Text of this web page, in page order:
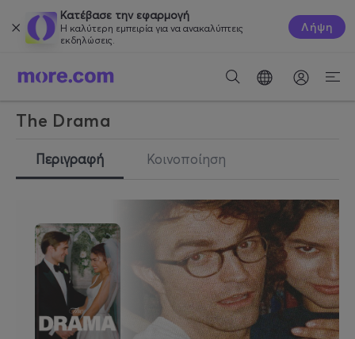
Κατέβασε την εφαρμογή
Η καλύτερη εμπειρία για να ανακαλύπτεις
εκδηλώσεις.
Λήψη
The Drama
Περιγραφή Κοινοποίηση